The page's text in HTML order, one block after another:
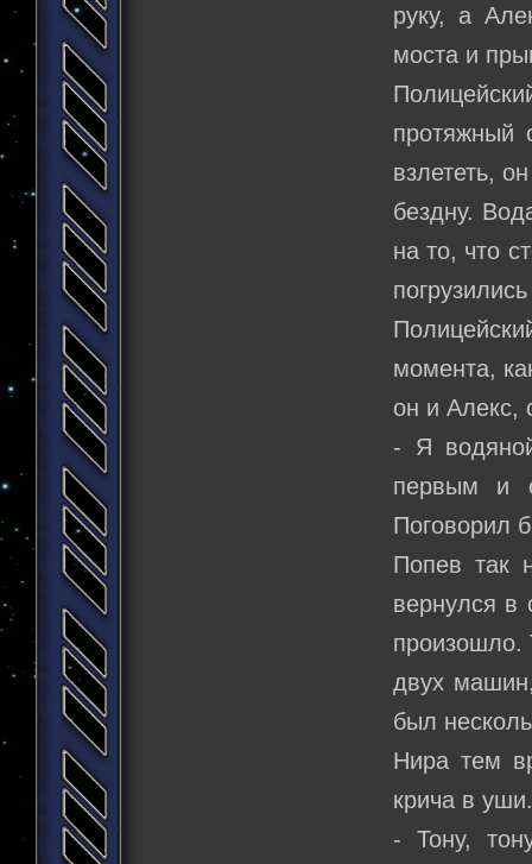
руку, а
моста и
протяжный
взлететь,
бездну.
на то, что
момента,
он и Алекс,
- Я
первым и
Поговорил
Попев так
вернулся в
произошло.
двух
был
Нира тем
крича в
- Тону,